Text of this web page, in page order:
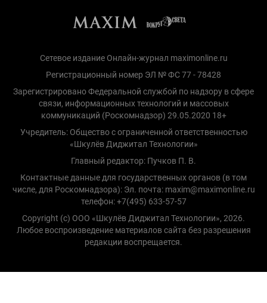
Сетевое издание Онлайн-журнал maximonline.ru
Регистрационный номер ЭЛ № ФС 77 - 78428
Зарегистрировано Федеральной службой по надзору в сфере
связи, информационных технологий и массовых
коммуникаций (Роскомнадзор) 29.05.2020 18+
Учредитель: Общество с ограниченной ответственностью
«Шкулёв Диджитал Технологии»
Главный редактор: Пучков П. В.
Контактные данные для государственных органов (в том
числе, для Роскомнадзора): Эл. почта: maxim@maximonline.ru
телефон: +7(495) 633-57-57
Copyright (с) ООО «Шкулёв Диджитал Технологии», 2026.
Любое воспроизведение материалов сайта без разрешения
редакции воспрещается.